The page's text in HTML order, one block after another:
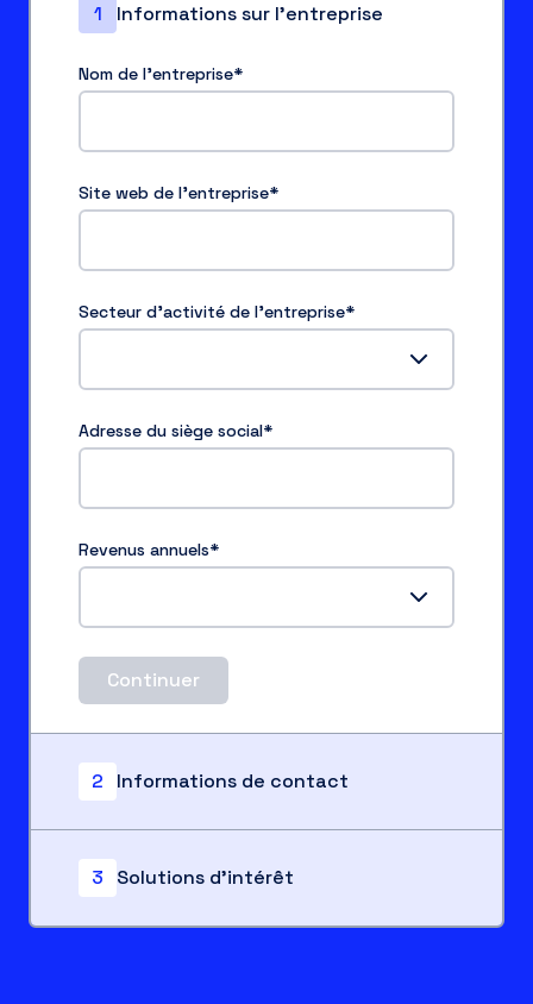
1 Informations sur l'entreprise
Nom de l'entreprise*
Site web de l'entreprise*
Secteur d'activité de l'entreprise*
Adresse du siège social*
Revenus annuels*
Continuer
2 Informations de contact
3 Solutions d'intérêt